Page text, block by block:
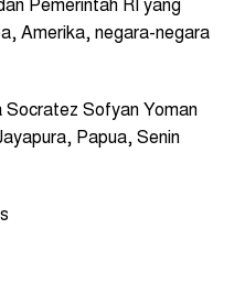
Pemerintah RI yang
Amerika, negara-negara
Socratez Sofyan Yoman
Papua, Senin